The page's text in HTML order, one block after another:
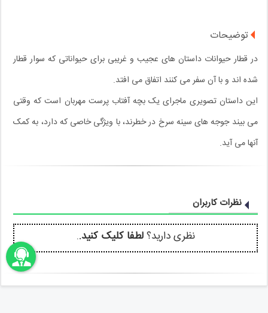
توضیحات
در قطار حیوانات داستان های عجیب و غریبی برای حیواناتی که سوار قطار
شده اند و با آن سفر می کنند اتفاق می افتد.
این داستان تصویری ماجرای یک بچه آفتاب پرست مهربان است که وقتی
می بیند جوجه های سینه سرخ در خطرند، با ویژگی خاصی که دارد، به کمک
آنها می آید.
نظرات کاربران
نظری دارید؟لطفا کلیک کنید..